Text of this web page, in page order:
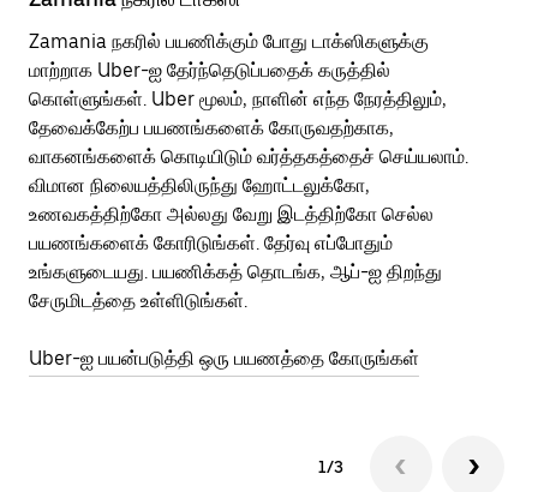
Zamania நகரில் பயணிக்கும் போது டாக்ஸிகளுக்கு
மாற்றாக Uber-ஐ தேர்ந்தெடுப்பதைக் கருத்தில்
கொள்ளுங்கள். Uber மூலம், நாளின் எந்த நேரத்திலும்,
தேவைக்கேற்ப பயணங்களைக் கோருவதற்காக,
வாகனங்களைக் கொடியிடும் வர்த்தகத்தைச் செய்யலாம்.
விமான நிலையத்திலிருந்து ஹோட்டலுக்கோ,
உணவகத்திற்கோ அல்லது வேறு இடத்திற்கோ செல்ல
பயணங்களைக் கோரிடுங்கள். தேர்வு எப்போதும்
உங்களுடையது. பயணிக்கத் தொடங்க, ஆப்-ஐ திறந்து
சேருமிடத்தை உள்ளிடுங்கள்.
Uber-ஐ பயன்படுத்தி ஒரு பயணத்தை கோருங்கள்
1/3